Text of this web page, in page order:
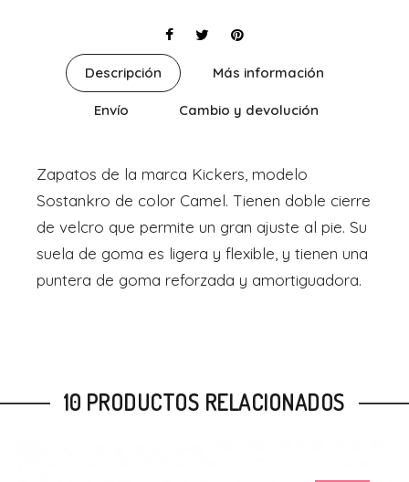
Descripción Más información
Envío Cambio y devolución
Zapatos de la marca Kickers, modelo
Sostankro de color Camel. Tienen doble cierre
de velcro que permite un gran ajuste al pie. Su
suela de goma es ligera y flexible, y tienen una
puntera de goma reforzada y amortiguadora.
10 PRODUCTOS RELACIONADOS